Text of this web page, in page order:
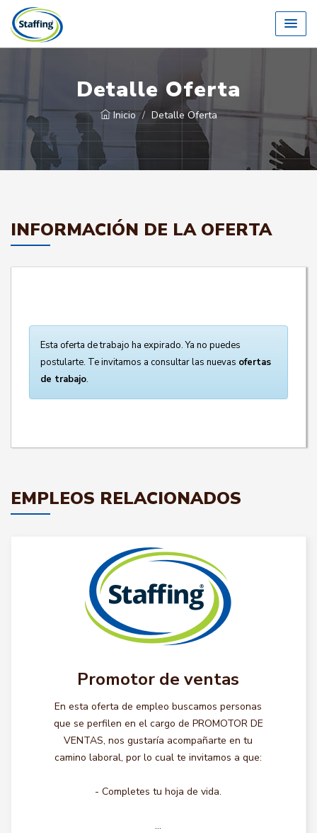
Detalle Oferta
Inicio Detalle Oferta
INFORMACIÓN DE LA OFERTA
Esta oferta de trabajo ha expirado. Ya no puedes
postularte. Te invitamos a consultar las nuevas ofertas
de trabajo.
EMPLEOS RELACIONADOS
Promotor de ventas
En esta oferta de empleo buscamos personas
que se perfilen en el cargo de PROMOTOR DE
VENTAS, nos gustaría acompañarte en tu
camino laboral, por lo cual te invitamos a que:
- Completes tu hoja de vida.
...